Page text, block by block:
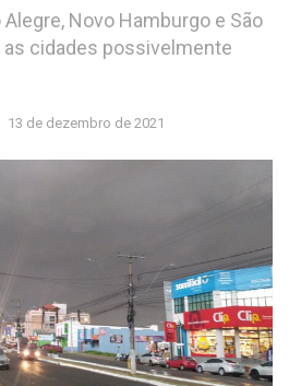
Novo Hamburgo e São
cidades possivelmente
13 de dezembro de 2021